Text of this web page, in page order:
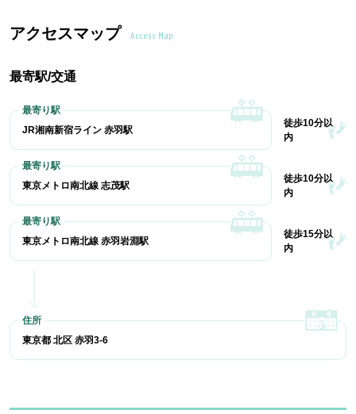
アクセスマップ Access Map
最寄駅/交通
JR湘南新宿ライン 赤羽駅
徒歩10分以
内
東京メトロ南北線 志茂駅
徒歩10分以
内
東京メトロ南北線 赤羽岩淵駅
徒歩15分以
内
東京都 北区 赤羽3-6